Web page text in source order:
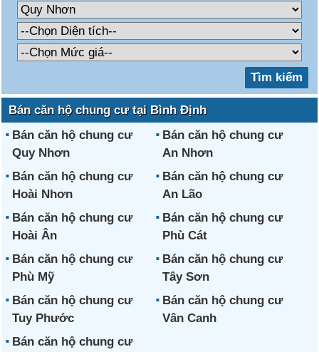
Bán căn hộ chung cư tại Bình Định
Bán căn hộ chung cư
Quy Nhơn
Bán căn hộ chung cư
An Nhơn
Bán căn hộ chung cư
Hoài Nhơn
Bán căn hộ chung cư
An Lão
Bán căn hộ chung cư
Hoài Ân
Bán căn hộ chung cư
Phù Cát
Bán căn hộ chung cư
Phù Mỹ
Bán căn hộ chung cư
Tây Sơn
Bán căn hộ chung cư
Tuy Phước
Bán căn hộ chung cư
Vân Canh
Bán căn hộ chung cư